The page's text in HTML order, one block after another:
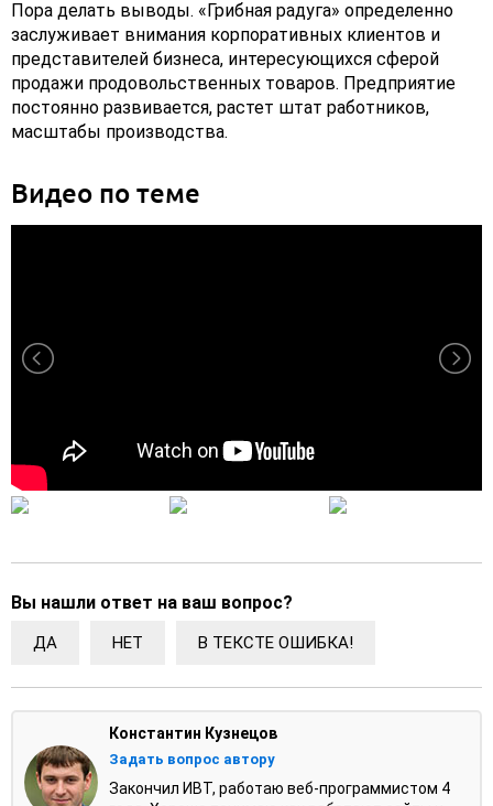
Пора делать выводы. «Грибная радуга» определенно
заслуживает внимания корпоративных клиентов и
представителей бизнеса, интересующихся сферой
продажи продовольственных товаров. Предприятие
постоянно развивается, растет штат работников,
масштабы производства.
Видео по теме
Вы нашли ответ на ваш вопрос?
ДА НЕТ В ТЕКСТЕ ОШИБКА!
Константин Кузнецов
Задать вопрос автору
Закончил ИВТ, работаю веб-программистом 4